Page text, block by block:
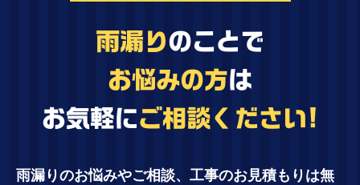
雨漏りのことで
お悩みの方は
お気軽にご相談ください!
雨漏りのお悩みやご相談、工事のお見積もりは無